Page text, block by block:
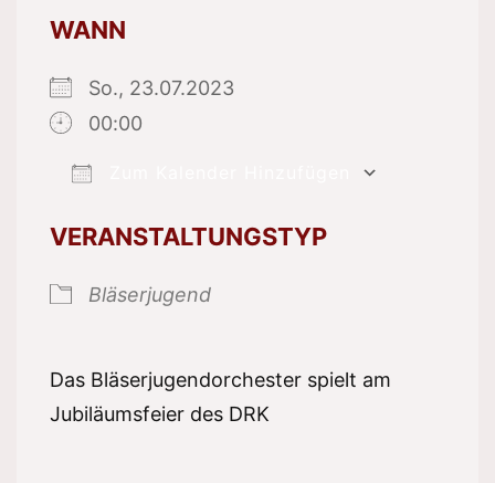
WANN
So., 23.07.2023
00:00
VERANSTALTUNGSTYP
Bläserjugend
Das Bläserjugendorchester spielt am
Jubiläumsfeier des DRK